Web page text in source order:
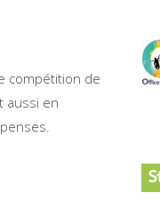
compétition de
aussi en